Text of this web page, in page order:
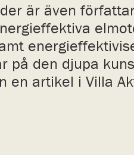
är även
på den djupa
en artikel i Villa